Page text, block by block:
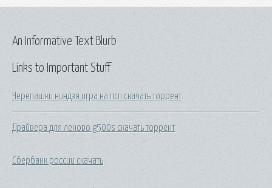
Links to Important Stuff
Черепашки ниндзя игра на псп скачать торрент
Драйвера для леново g500s скачать торрент
Сбербанк россии скачать
An Informative Text Blurb